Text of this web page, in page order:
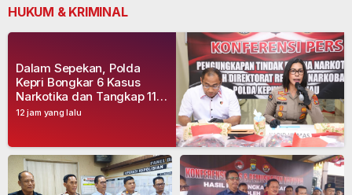
HUKUM & KRIMINAL
12 jam yang lalu
Dalam Sepekan, Polda
Kepri Bongkar 6 Kasus
Narkotika dan Tangkap 11
Tersangka